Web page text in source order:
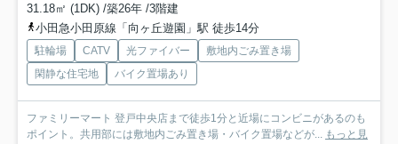
31.18㎡ (1DK) /築26年 /3階建
小田急小田原線「向ヶ丘遊園」駅 徒歩14分
駐輪場 CATV 光ファイバー
敷地内ごみ置き場
閑静な住宅地
バイク置場あり
ファミリーマート 登戸中央店まで徒歩1分と近場にコンビニがあるのも
ポイント。共用部には敷地内ごみ置き場・バイク置場などが... もっと見